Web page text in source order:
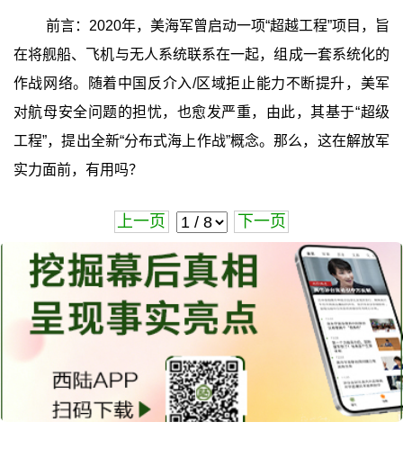
前言：2020年，美海军曾启动一项“超越工程”项目，旨
在将舰船、飞机与无人系统联系在一起，组成一套系统化的
作战网络。随着中国反介入/区域拒止能力不断提升，美军
对航母安全问题的担忧，也愈发严重，由此，其基于“超级
工程”，提出全新“分布式海上作战”概念。那么，这在解放军
实力面前，有用吗？
上一页 下一页